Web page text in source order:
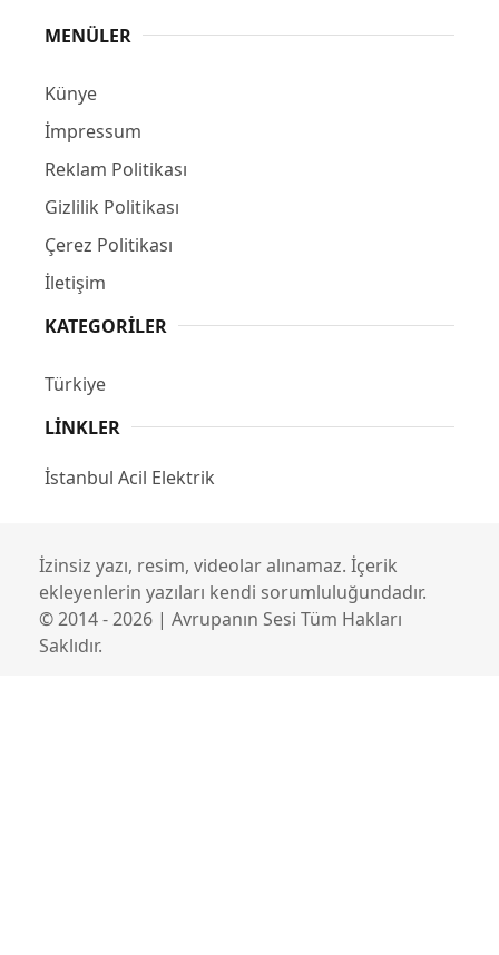
MENÜLER
Künye
İmpressum
Reklam Politikası
Gizlilik Politikası
Çerez Politikası
İletişim
KATEGORILER
Türkiye
LINKLER
İstanbul Acil Elektrik
İzinsiz yazı, resim, videolar alınamaz. İçerik
ekleyenlerin yazıları kendi sorumluluğundadır.
© 2014 - 2026 | Avrupanın Sesi Tüm Hakları
Saklıdır.